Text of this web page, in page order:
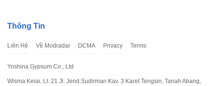
Thông Tin
Liên Hệ Về Modradar DCMA Privacy Terms
Yoshina Gypsum Co., Ltd
Wisma Keiai, Lt. 21 Jl. Jend.Sudirman Kav. 3 Karet Tengsin, Tanah Abang,